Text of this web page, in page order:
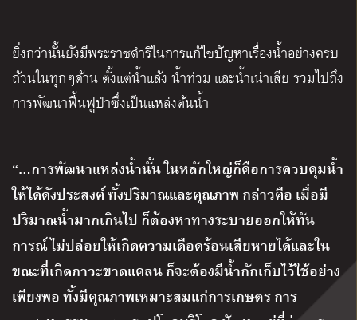
ยิ่งกว่านั้นยังมีพระราชดำริในการแก้ไขปัญหาเรื่องน้ำอย่างครบ
ถ้วนในทุกๆด้าน ตั้งแต่น้ำแล้ง น้ำท่วม และน้ำเน่าเสีย รวมไปถึง
การพัฒนาฟื้นฟูป่าซึ่งเป็นแหล่งต้นน้ำ
“…การพัฒนาแหล่งน้ำนั้น ในหลักใหญ่ก็คือการควบคุมน้ำ
ให้ได้ดังประสงค์ ทั้งปริมาณและคุณภาพ กล่าวคือ เมื่อมี
ปริมาณน้ำมากเกินไป ก็ต้องหาทางระบายออกให้ทัน
การณ์ ไม่ปล่อยให้เกิดความเดือดร้อนเสียหายได้และใน
ขณะที่เกิดภาวะขาดแคลน ก็จะต้องมีน้ำกักเก็บไว้ใช้อย่าง
เพียงพอ ทั้งมีคุณภาพเหมาะสมแก่การเกษตร การ